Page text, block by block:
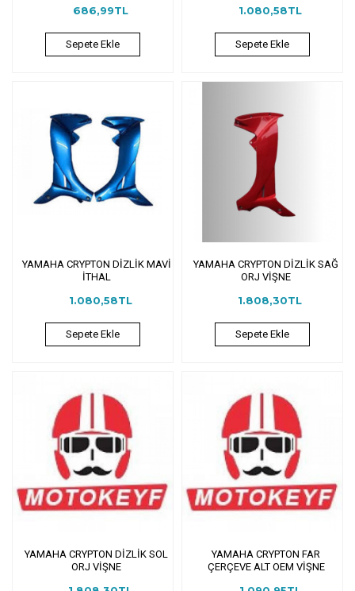
686,99TL
Sepete Ekle
1.080,58TL
Sepete Ekle
YAMAHA CRYPTON DİZLİK MAVİ
İTHAL
1.080,58TL
Sepete Ekle
YAMAHA CRYPTON DİZLİK SAĞ
ORJ VİŞNE
1.808,30TL
Sepete Ekle
YAMAHA CRYPTON DİZLİK SOL
ORJ VİŞNE
YAMAHA CRYPTON FAR
ÇERÇEVE ALT OEM VİŞNE